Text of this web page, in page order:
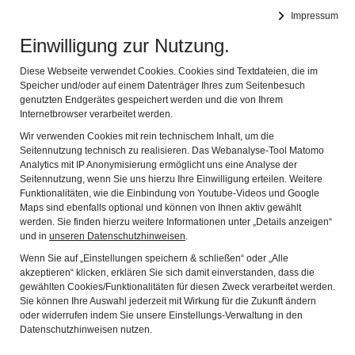
Impressum
Einwilligung zur Nutzung.
Diese Webseite verwendet Cookies. Cookies sind Textdateien, die im
Speicher und/oder auf einem Datenträger Ihres zum Seitenbesuch
genutzten Endgerätes gespeichert werden und die von Ihrem
Internetbrowser verarbeitet werden.
Wir verwenden Cookies mit rein technischem Inhalt, um die
Seitennutzung technisch zu realisieren. Das Webanalyse-Tool Matomo
Analytics mit IP Anonymisierung ermöglicht uns eine Analyse der
Seitennutzung, wenn Sie uns hierzu Ihre Einwilligung erteilen. Weitere
Funktionalitäten, wie die Einbindung von Youtube-Videos und Google
Maps sind ebenfalls optional und können von Ihnen aktiv gewählt
werden. Sie finden hierzu weitere Informationen unter „Details anzeigen“
und in unseren Datenschutzhinweisen.
Wenn Sie auf „Einstellungen speichern & schließen“ oder „Alle
akzeptieren“ klicken, erklären Sie sich damit einverstanden, dass die
gewählten Cookies/Funktionalitäten für diesen Zweck verarbeitet werden.
Sie können Ihre Auswahl jederzeit mit Wirkung für die Zukunft ändern
oder widerrufen indem Sie unsere Einstellungs-Verwaltung in den
Datenschutzhinweisen nutzen.
MUSEUM FÜR DIE KELTISCH-RÖMISCHE VERGANGENHEIT
ARCHÄOLOGISCHER
RUNDWEG
STATION 9